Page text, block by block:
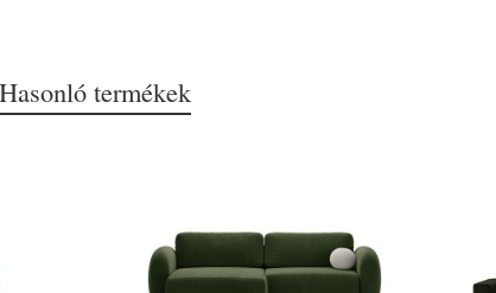
Hasonló termékek